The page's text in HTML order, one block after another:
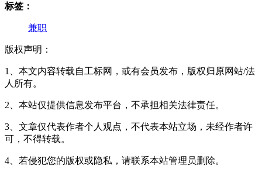
标签：
兼职
版权声明：
1、本文内容转载自工标网，或有会员发布，版权归原网站/法
人所有。
2、本站仅提供信息发布平台，不承担相关法律责任。
3、文章仅代表作者个人观点，不代表本站立场，未经作者许
可，不得转载。
4、若侵犯您的版权或隐私，请联系本站管理员删除。